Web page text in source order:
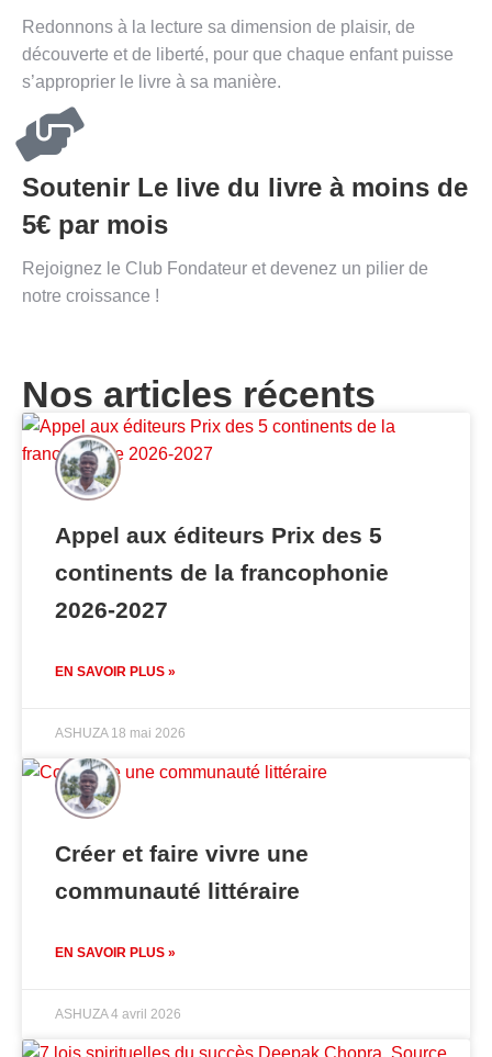
Redonnons à la lecture sa dimension de plaisir, de
découverte et de liberté, pour que chaque enfant puisse
s’approprier le livre à sa manière.
Soutenir Le live du livre à moins de
5€ par mois
Rejoignez le Club Fondateur et devenez un pilier de
notre croissance !
Nos articles récents
Appel aux éditeurs Prix des 5
continents de la francophonie
2026-2027
EN SAVOIR PLUS »
ASHUZA 18 mai 2026
Créer et faire vivre une
communauté littéraire
EN SAVOIR PLUS »
ASHUZA4 avril 2026